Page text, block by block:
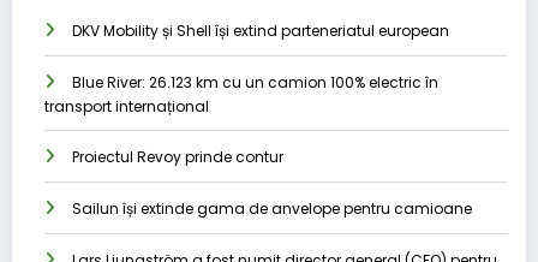
DKV Mobility și Shell își extind parteneriatul european
Blue River: 26.123 km cu un camion 100% electric în
transport internațional
Proiectul Revoy prinde contur
Sailun își extinde gama de anvelope pentru camioane